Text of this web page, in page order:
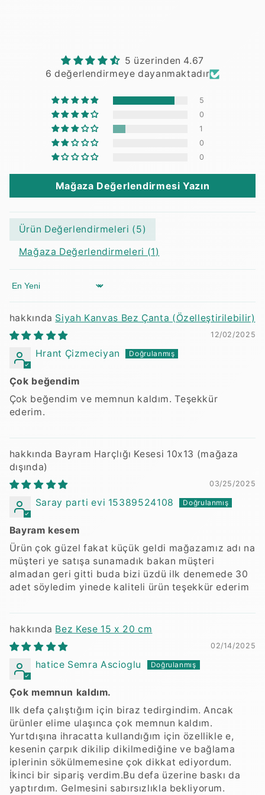
5 üzerinden 4.67
6 değerlendirmeye dayanmaktadır
5
0
1
0
0
Mağaza Değerlendirmesi Yazın
Ürün Değerlendirmeleri (5)
Mağaza Değerlendirmeleri (1)
Sort by
Siyah Kanvas Bez Çanta (Özelleştirilebilir)
12/02/2025
Hrant Çizmeciyan
Çok beğendim
Çok beğendim ve memnun kaldım. Teşekkür
ederim.
Bayram Harçlığı Kesesi 10x13
03/25/2025
Saray parti evi 15389524108
Bayram kesem
Ürün çok güzel fakat küçük geldi mağazamız adı na
müşteri ye satışa sunamadık bakan müşteri
almadan geri gitti buda bizi üzdü ilk denemede 30
adet söyledim yinede kaliteli ürün teşekkür ederim
Bez Kese 15 x 20 cm
02/14/2025
hatice Semra Ascioglu
Çok memnun kaldım.
Ilk defa çalıştığım için biraz tedirgindim. Ancak
ürünler elime ulaşınca çok memnun kaldım.
Yurtdışına ihracatta kullandığım için özellikle e,
kesenin çarpık dikilip dikilmediğine ve bağlama
iplerinin sökülmemesine çok dikkat ediyordum.
İkinci bir sipariş verdim.Bu defa üzerine baskı da
yaptırdım. Gelmesini sabırsızlıkla bekliyorum.